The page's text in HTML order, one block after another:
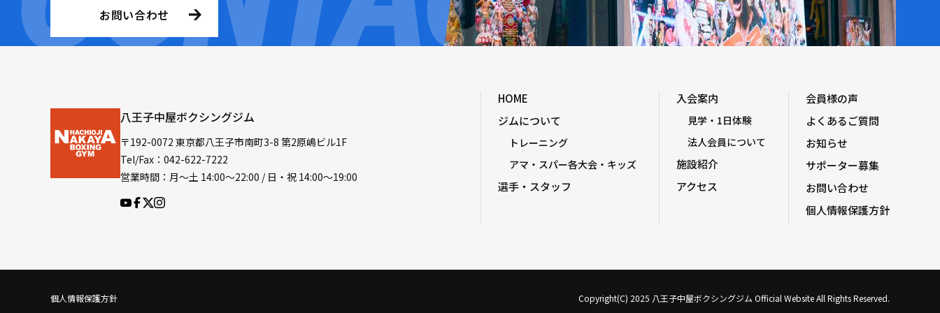
お問い合わせ
八王子中屋ボクシングジム
〒192-0072 東京都八王子市南町3-8 第2原嶋ビル1F
Tel/Fax：042-622-7222
営業時間：月〜土 14:00〜22:00 / 日・祝 14:00〜19:00
HOME
ジムについて
トレーニング
アマ・スパー各大会・キッズ
選手・スタッフ
入会案内
見学・1日体験
法人会員について
施設紹介
アクセス
会員様の声
よくあるご質問
お知らせ
サポーター募集
お問い合わせ
個人情報保護方針
個人情報保護方針 Copyright(C) 2025 八王子中屋ボクシングジム Official Website All Rights Reserved.